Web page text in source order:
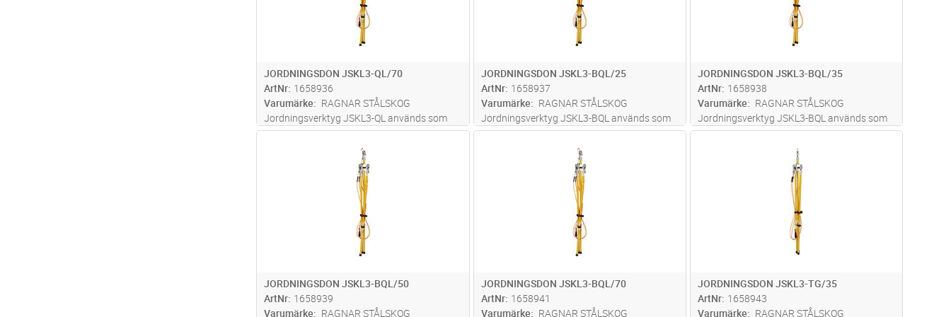
JORDNINGSDON JSKL3-QL/70
ArtNr 1658936
Varumärke
RAGNAR STÅLSKOG
Jordningsverktyg JSKL3-QL används som
linjejordningsverktyg för friledning, låg- och
högspänning 0,4 - 52 kV. Jordningsverktyget
är försett med snabblåsningsklämma JSKL-
QL. Max Märkström 16,0 kA/1s,
JORDNINGSDON JSKL3-BQL/25
ArtNr 1658937
Varumärke
RAGNAR STÅLSKOG
Jordningsverktyg JSKL3-BQL används som
linjejordningsverktyg för friledning, låg- och
högspänning 0,4 - 52 kV. Jordningsverktyget
är försett med snabblåsningsklämma JSKL-
QL. Max Märkström 5,7 kA/1s,
JORDNINGSDON JSKL3-BQL/35
ArtNr 1658938
Varumärke
RAGNAR STÅLSKOG
Jordningsverktyg JSKL3-BQL används som
linjejordningsverktyg för friledning, låg- och
högspänning 0,4 - 52 kV. Jordningsverktyget
är försett med snabblåsningsklämma JSKL-
QL. Max Märkström 8,0 kA/1s,
Lägg i kundvagn
JORDNINGSDON JSKL3-BQL/50
ArtNr 1658939
Varumärke
RAGNAR STÅLSKOG
Lägg i kundvagn
JORDNINGSDON JSKL3-BQL/70
ArtNr 1658941
Varumärke
RAGNAR STÅLSKOG
JORDNINGSDON JSKL3-TG/35
ArtNr 1658943
Varumärke
RAGNAR STÅLSKOG